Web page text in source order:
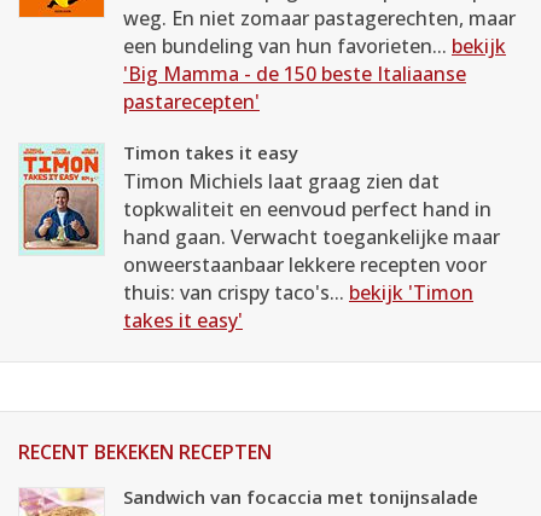
weg. En niet zomaar pastagerechten, maar
een bundeling van hun favorieten... bekijk
'Big Mamma - de 150 beste Italiaanse
pastarecepten'
Timon takes it easy
Timon Michiels laat graag zien dat
topkwaliteit en eenvoud perfect hand in
hand gaan. Verwacht toegankelijke maar
onweerstaanbaar lekkere recepten voor
thuis: van crispy taco's... bekijk 'Timon
takes it easy'
RECENT BEKEKEN RECEPTEN
Sandwich van focaccia met tonijnsalade